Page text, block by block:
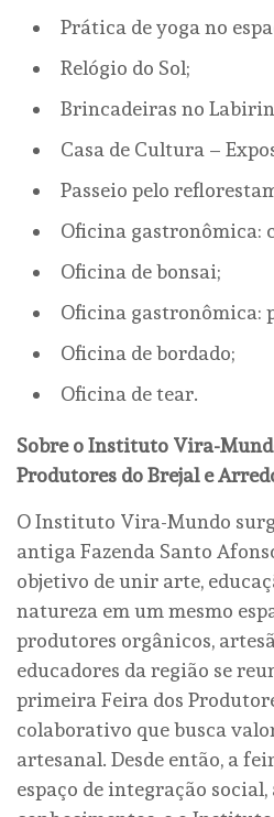
Prática de yoga no
Relógio do Sol;
Brincadeiras no
Casa de Cultura –
Passeio pelo
Oficina gastronômica:
Oficina de bonsai;
Oficina gastronômica:
Oficina de bordado;
Oficina de tear.
Sobre o Instituto Vira-
Produtores do Brejal e
O Instituto Vira-Mundo
antiga Fazenda Santo
objetivo de unir arte,
natureza em um mesmo
produtores orgânicos,
educadores da região se
primeira Feira dos
colaborativo que busca
artesanal. Desde então, a
espaço de integração